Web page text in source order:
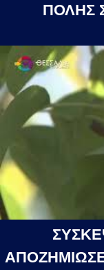
ΠΟΛΗΣ